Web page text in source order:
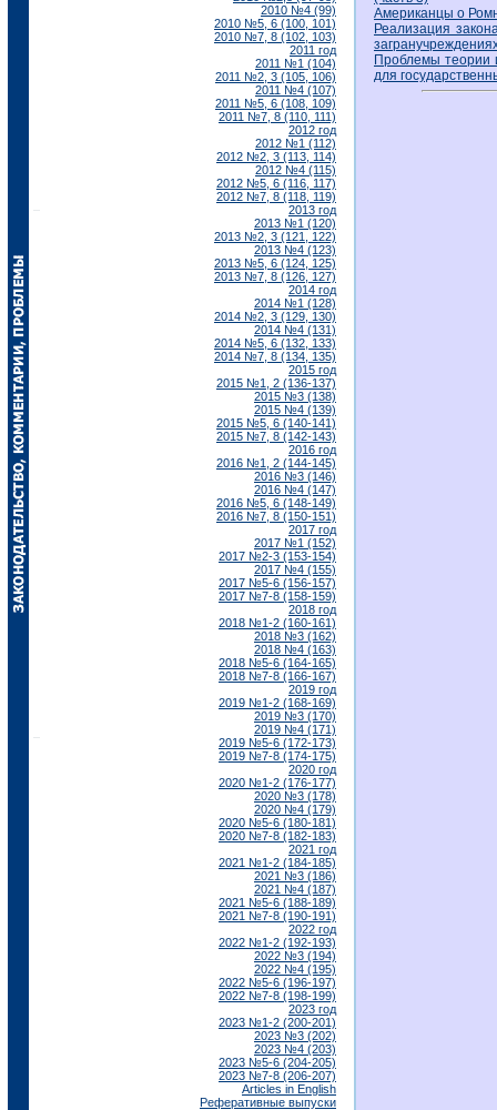
2010 №4 (99)
2010 №5, 6 (100, 101)
2010 №7, 8 (102, 103)
2011 год
2011 №1 (104)
2011 №2, 3 (105, 106)
2011 №4 (107)
2011 №5, 6 (108, 109)
2011 №7, 8 (110, 111)
2012 год
2012 №1 (112)
2012 №2, 3 (113, 114)
2012 №4 (115)
2012 №5, 6 (116, 117)
2012 №7, 8 (118, 119)
2013 год
2013 №1 (120)
2013 №2, 3 (121, 122)
2013 №4 (123)
2013 №5, 6 (124, 125)
2013 №7, 8 (126, 127)
2014 год
2014 №1 (128)
2014 №2, 3 (129, 130)
2014 №4 (131)
2014 №5, 6 (132, 133)
2014 №7, 8 (134, 135)
2015 год
2015 №1, 2 (136-137)
2015 №3 (138)
2015 №4 (139)
2015 №5, 6 (140-141)
2015 №7, 8 (142-143)
2016 год
2016 №1, 2 (144-145)
2016 №3 (146)
2016 №4 (147)
2016 №5, 6 (148-149)
2016 №7, 8 (150-151)
2017 год
2017 №1 (152)
2017 №2-3 (153-154)
2017 №4 (155)
2017 №5-6 (156-157)
2017 №7-8 (158-159)
2018 год
2018 №1-2 (160-161)
2018 №3 (162)
2018 №4 (163)
2018 №5-6 (164-165)
2018 №7-8 (166-167)
2019 год
2019 №1-2 (168-169)
2019 №3 (170)
2019 №4 (171)
2019 №5-6 (172-173)
2019 №7-8 (174-175)
2020 год
2020 №1-2 (176-177)
2020 №3 (178)
2020 №4 (179)
2020 №5-6 (180-181)
2020 №7-8 (182-183)
2021 год
2021 №1-2 (184-185)
2021 №3 (186)
2021 №4 (187)
2021 №5-6 (188-189)
2021 №7-8 (190-191)
2022 год
2022 №1-2 (192-193)
2022 №3 (194)
2022 №4 (195)
2022 №5-6 (196-197)
2022 №7-8 (198-199)
2023 год
2023 №1-2 (200-201)
2023 №3 (202)
2023 №4 (203)
2023 №5-6 (204-205)
2023 №7-8 (206-207)
Articles in English
Реферативные выпуски
Американцы о
Реализация
Проблемы теории
для